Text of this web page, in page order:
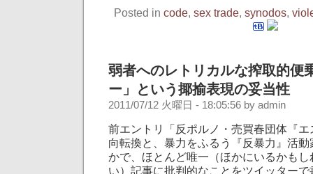
Posted in code, sex trade, synodos,
弱者へのレトリカルな搾取的
ー」という揶揄表現の妥当性
2011/07/12 火曜日 - 18:05:56 by admin
前エントリ「反ポルノ・売買春団体『
向転換と、暴力をふるう『反暴力』活
かで、ほとんど唯一（ほかにいるかも
い）記事に批判的なことをツイッター